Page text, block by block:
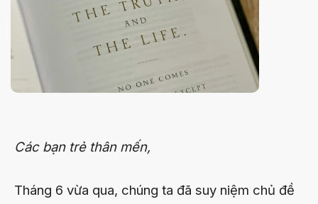
Các bạn trẻ thân mến,
Tháng 6 vừa qua, chúng ta đã suy niệm chủ đề